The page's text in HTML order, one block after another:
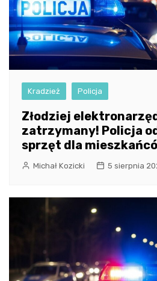
Kradzież Policja
Złodziej
zatrzymany! Policja
sprzęt dla
Michał Kozicki 5 sierpnia